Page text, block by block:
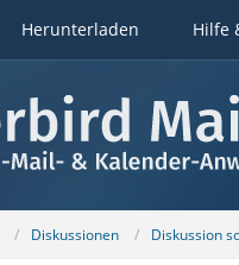
Herunterladen Hilfe
Diskussionen Diskussion